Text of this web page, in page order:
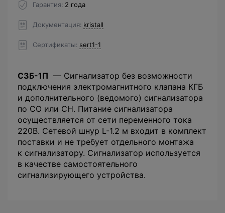
Гарантия 2 года
Документация kristall
Сертификаты sert1-1
СЗБ-1П — Сигнализатор без возможности
подключения электромагнитного клапана КГБ
и дополнительного (ведомого) сигнализатора
по СО или СН. Питание сигнализатора
осуществляется от сети переменного тока
220В. Сетевой шнур L-1.2 м входит в комплект
поставки и не требует отдельного монтажа
к сигнализатору. Сигнализатор используется
в качестве самостоятельного
сигнализирующего устройства.